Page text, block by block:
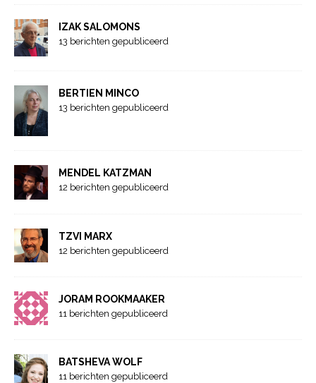
IZAK SALOMONS
13 berichten gepubliceerd
BERTIEN MINCO
13 berichten gepubliceerd
MENDEL KATZMAN
12 berichten gepubliceerd
TZVI MARX
12 berichten gepubliceerd
JORAM ROOKMAAKER
11 berichten gepubliceerd
BATSHEVA WOLF
11 berichten gepubliceerd